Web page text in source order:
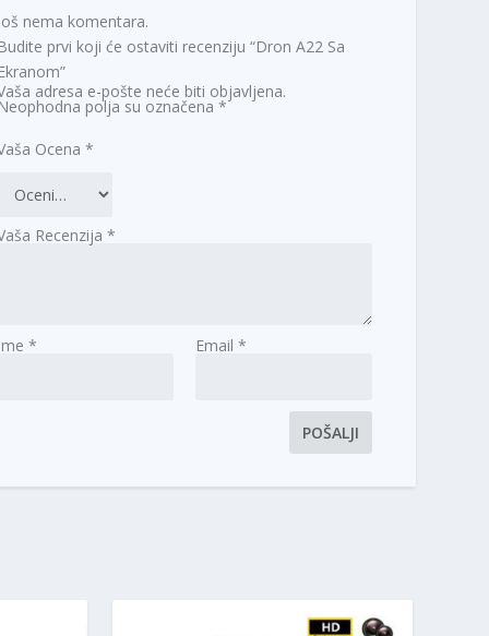
nema komentara.
prvi koji će ostaviti recenziju “Dron A22 Sa
adresa e-pošte neće biti objavljena.
polja su označena*
Ocena*
Recenzija*
* Email*